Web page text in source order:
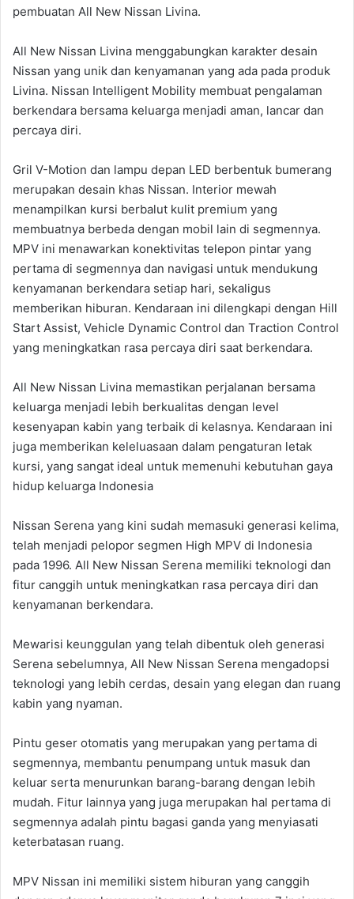
pembuatan All New Nissan Livina.
All New Nissan Livina menggabungkan karakter desain
Nissan yang unik dan kenyamanan yang ada pada produk
Livina. Nissan Intelligent Mobility membuat pengalaman
berkendara bersama keluarga menjadi aman, lancar dan
percaya diri.
Gril V-Motion dan lampu depan LED berbentuk bumerang
merupakan desain khas Nissan. Interior mewah
menampilkan kursi berbalut kulit premium yang
membuatnya berbeda dengan mobil lain di segmennya.
MPV ini menawarkan konektivitas telepon pintar yang
pertama di segmennya dan navigasi untuk mendukung
kenyamanan berkendara setiap hari, sekaligus
memberikan hiburan. Kendaraan ini dilengkapi dengan Hill
Start Assist, Vehicle Dynamic Control dan Traction Control
yang meningkatkan rasa percaya diri saat berkendara.
All New Nissan Livina memastikan perjalanan bersama
keluarga menjadi lebih berkualitas dengan level
kesenyapan kabin yang terbaik di kelasnya. Kendaraan ini
juga memberikan keleluasaan dalam pengaturan letak
kursi, yang sangat ideal untuk memenuhi kebutuhan gaya
hidup keluarga Indonesia
Nissan Serena yang kini sudah memasuki generasi kelima,
telah menjadi pelopor segmen High MPV di Indonesia
pada 1996. All New Nissan Serena memiliki teknologi dan
fitur canggih untuk meningkatkan rasa percaya diri dan
kenyamanan berkendara.
Mewarisi keunggulan yang telah dibentuk oleh generasi
Serena sebelumnya, All New Nissan Serena mengadopsi
teknologi yang lebih cerdas, desain yang elegan dan ruang
kabin yang nyaman.
Pintu geser otomatis yang merupakan yang pertama di
segmennya, membantu penumpang untuk masuk dan
keluar serta menurunkan barang-barang dengan lebih
mudah. Fitur lainnya yang juga merupakan hal pertama di
segmennya adalah pintu bagasi ganda yang menyiasati
keterbatasan ruang.
MPV Nissan ini memiliki sistem hiburan yang canggih